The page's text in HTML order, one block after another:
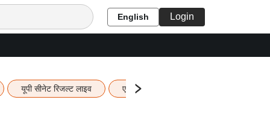
English Login
यूपी सीनेट रिजल्ट लाइव एचबीएसई 12वीं का रिजल्ट लाइव